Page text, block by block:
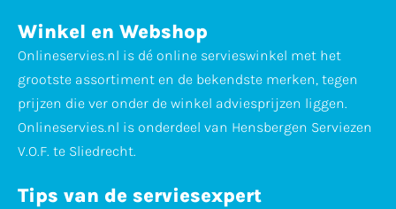
Winkel en Webshop
Onlineservies.nl is dé online servieswinkel met het
grootste assortiment en de bekendste merken, tegen
prijzen die ver onder de winkel adviesprijzen liggen.
Onlineservies.nl is onderdeel van Hensbergen Serviezen
V.O.F. te Sliedrecht.
Tips van de serviesexpert